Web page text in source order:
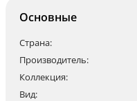
Основные
Страна:
Производитель:
Коллекция:
Вид: